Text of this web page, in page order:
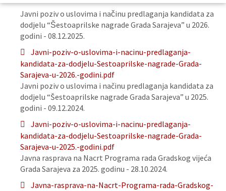
Javni poziv o uslovima i načinu predlaganja kandidata za
dodjelu “Šestoaprilske nagrade Grada Sarajeva” u 2026.
godini - 08.12.2025.
Javni-poziv-o-uslovima-i-nacinu-predlaganja-
kandidata-za-dodjelu-Sestoaprilske-nagrade-Grada-
Sarajeva-u-2026.-godini.pdf
Javni poziv o uslovima i načinu predlaganja kandidata za
dodjelu “Šestoaprilske nagrade Grada Sarajeva” u 2025.
godini - 09.12.2024.
Javni-poziv-o-uslovima-i-nacinu-predlaganja-
kandidata-za-dodjelu-Sestoaprilske-nagrade-Grada-
Sarajeva-u-2025.-godini.pdf
Javna rasprava na Nacrt Programa rada Gradskog vijeća
Grada Sarajeva za 2025. godinu - 28.10.2024.
Javna-rasprava-na-Nacrt-Programa-rada-Gradskog-